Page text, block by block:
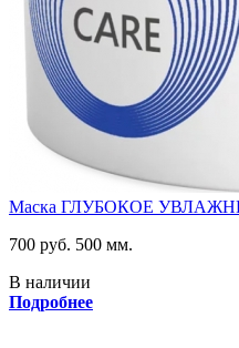
Маска ГЛУБОКОЕ
700 руб. 500 мм.
В наличии
Подробнее